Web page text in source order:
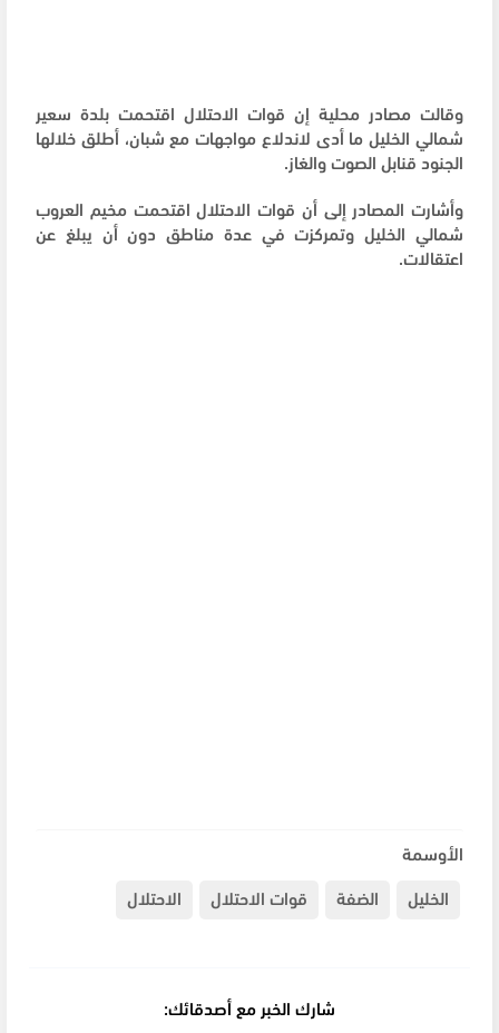
وقالت مصادر محلية إن قوات الاحتلال اقتحمت بلدة سعير
شمالي الخليل ما أدى لاندلاع مواجهات مع شبان، أطلق خلالها
الجنود قنابل الصوت والغاز.
وأشارت المصادر إلى أن قوات الاحتلال اقتحمت مخيم العروب
شمالي الخليل وتمركزت في عدة مناطق دون أن يبلغ عن
اعتقالات.
الأوسمة
الخليل
الضفة قوات الاحتلال الاحتلال
شارك الخبر مع أصدقائك: